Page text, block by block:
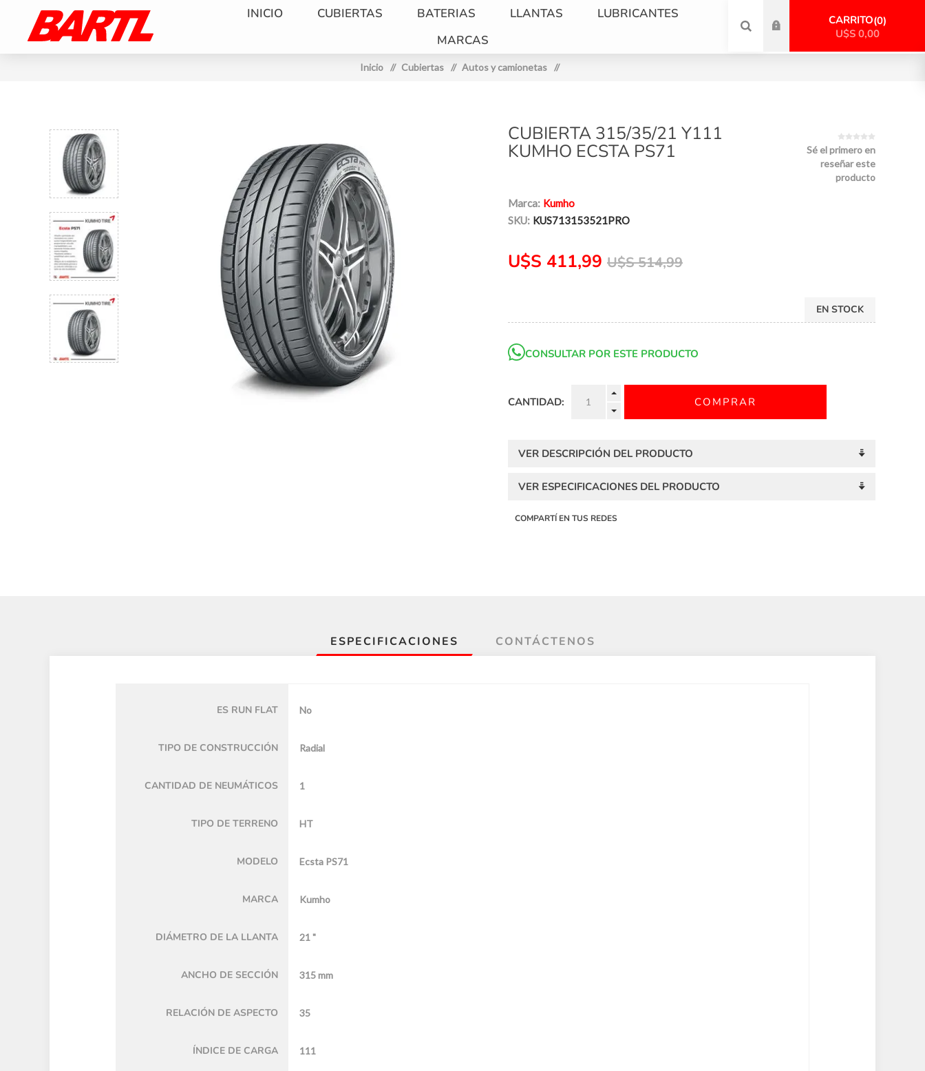
INICIO CUBIERTAS BATERIAS LLANTAS
LUBRICANTES
MARCAS
CARRITO 0
U$S 0,00
Inicio / Cubiertas / Autos y camionetas /
CUBIERTA 315/35/21 Y111
KUMHO ECSTA PS71
Marca: Kumho
SKU: KUS713153521PRO
Sé el primero en
reseñar este
producto
U$S 411,99 U$S 514,99
EN STOCK
CONSULTAR POR ESTE PRODUCTO
CANTIDAD:
VER DESCRIPCIÓN DEL PRODUCTO
VER ESPECIFICACIONES DEL PRODUCTO
COMPARTÍ EN TUS REDES
ESPECIFICACIONES CONTÁCTENOS
ES RUN FLAT No
TIPO DE CONSTRUCCIÓN Radial
CANTIDAD DE NEUMÁTICOS 1
TIPO DE TERRENO HT
MODELO Ecsta PS71
MARCA Kumho
DIÁMETRO DE LA LLANTA 21 "
ANCHO DE SECCIÓN 315 mm
RELACIÓN DE ASPECTO 35
ÍNDICE DE CARGA 111